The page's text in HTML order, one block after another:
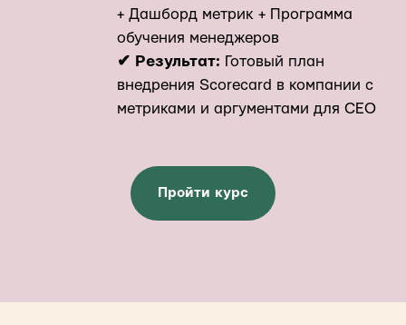
+ Дашборд метрик + Программа
обучения менеджеров
✔ Результат: Готовый план
внедрения Scorecard в компании с
метриками и аргументами для CEO
Пройти курс